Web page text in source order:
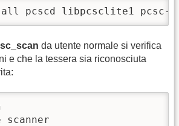
pcscd libpcsclite1 pcsc-
da utente normale si verifica
e che la tessera sia riconosciuta
scanner